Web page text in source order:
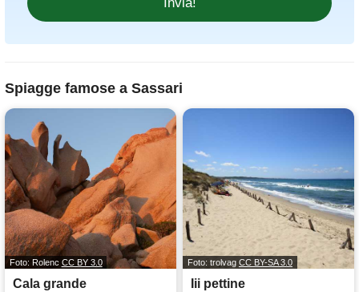
Spiagge famose a Sassari
Foto: Rolenc CC BY 3.0
Cala grande
Foto: trolvag CC BY-SA 3.0
Iii pettine